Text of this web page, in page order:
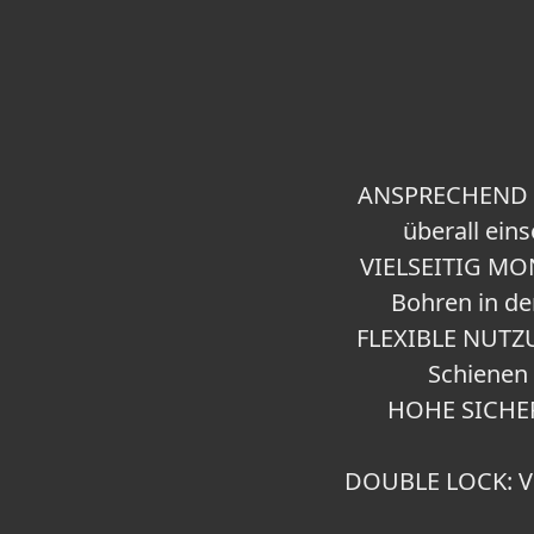
überall
VIELSEITIG
Bohren in
FLEXIBLE
HOHE
DOUBLE